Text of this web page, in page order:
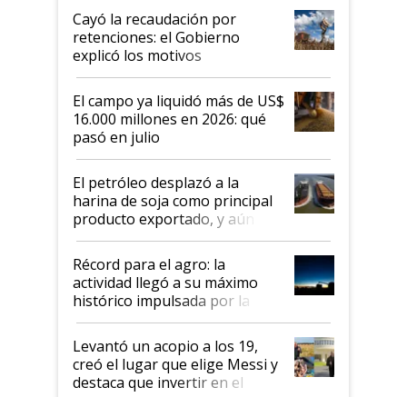
habló del financiamiento al IPCVA
Cayó la recaudación por
retenciones: el Gobierno
explicó los motivos
El campo ya liquidó más de US$
16.000 millones en 2026: qué
pasó en julio
El petróleo desplazó a la
harina de soja como principal
producto exportado, y aún así
el agro aportó casi seis de cada
diez dólares y sostuvo el
liderazgo en un semestre
récord
Récord para el agro: la
actividad llegó a su máximo
histórico impulsada por la
cosecha y las exportaciones
Levantó un acopio a los 19,
creó el lugar que elige Messi y
destaca que invertir en el